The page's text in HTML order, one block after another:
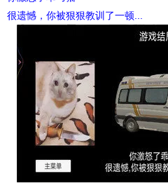
很遗憾，你被狠狠教训了一顿...